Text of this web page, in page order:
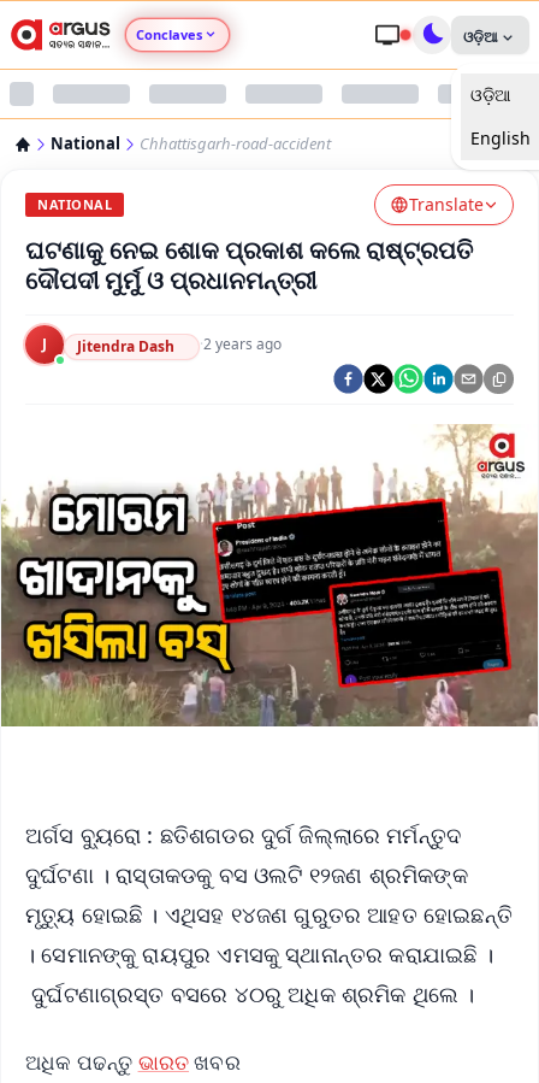
Conclaves
Argus Nari Shakti
Argus Health Connect
Argus Swaad Odisha
ଓଡ଼ିଆ
ଓଡ଼ିଆ
English
National Chhattisgarh-road-accident
NATIONAL Translate
ଘଟଣାକୁ ନେଇ ଶୋକ ପ୍ରକାଶ କଲେ ରାଷ୍ଟ୍ରପତି
ଦୌପଦୀ ମୁର୍ମୁ ଓ ପ୍ରଧାନମନ୍ତ୍ରୀ
J Jitendra Dash ·2 years ago
ଅର୍ଗସ ବ୍ୟୁରୋ : ଛତିଶଗଡର ଦୁର୍ଗ ଜିଲ୍ଲାରେ ମର୍ମନ୍ତୁଦ
ଦୁର୍ଘଟଣା । ରାସ୍ତାକଡକୁ ବସ ଓଲଟି ୧୨ଜଣ ଶ୍ରମିକଙ୍କ
ମୃତ୍ୟୁ ହୋଇଛି । ଏଥିସହ ୧୪ଜଣ ଗୁରୁତର ଆହତ ହୋଇଛନ୍ତି
। ସେମାନଙ୍କୁ ରାୟପୁର ଏମସକୁ ସ୍ଥାନାନ୍ତର କରାଯାଇଛି ।
ଦୁର୍ଘଟଣାଗ୍ରସ୍ତ ବସରେ ୪୦ରୁ ଅଧିକ ଶ୍ରମିକ ଥିଲେ ।
ଅଧିକ ପଢନ୍ତୁ ଭାରତଖବର